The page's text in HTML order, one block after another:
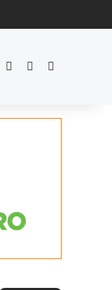
LinkedInYouTube